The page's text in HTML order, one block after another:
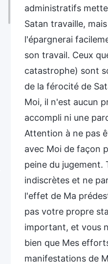
administratifs
Satan travaille,
l'épargnerai
son travail. Ceux
catastrophe) sont
de la férocité de
Moi, il n'est aucun
accompli ni une
Attention à ne pas
avec Moi de façon
peine du jugement.
indiscrètes et ne
l'effet de Ma
pas votre propre
important, et vous
bien que Mes
manifestations de